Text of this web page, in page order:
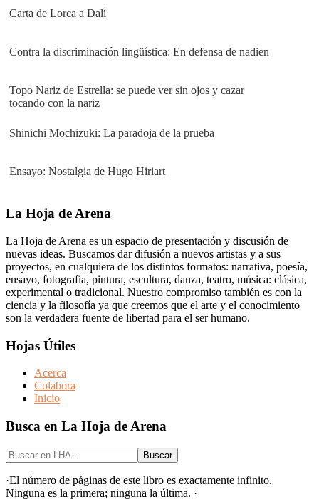
Carta de Lorca a Dalí
Contra la discriminación lingüística: En defensa de nadien
Topo Nariz de Estrella: se puede ver sin ojos y cazar
tocando con la nariz
Shinichi Mochizuki: La paradoja de la prueba
Ensayo: Nostalgia de Hugo Hiriart
La Hoja de Arena
La Hoja de Arena es un espacio de presentación y discusión de
nuevas ideas. Buscamos dar difusión a nuevos artistas y a sus
proyectos, en cualquiera de los distintos formatos: narrativa, poesía,
ensayo, fotografía, pintura, escultura, danza, teatro, música: clásica,
experimental o tradicional. Nuestro compromiso también es con la
ciencia y la filosofía ya que creemos que el arte y el conocimiento
son la verdadera fuente de libertad para el ser humano.
Hojas Útiles
Acerca
Colabora
Inicio
Busca en La Hoja de Arena
·El número de páginas de este libro es exactamente infinito.
Ninguna es la primera; ninguna la última. ·